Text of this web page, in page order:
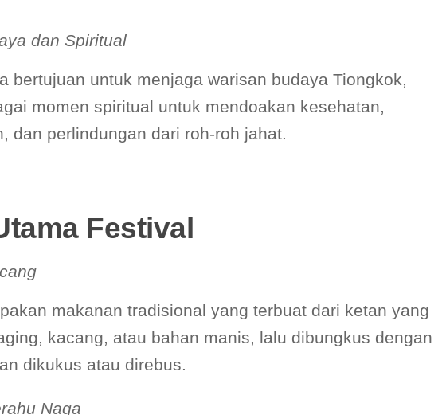
dan Spiritual
bertujuan untuk menjaga warisan budaya Tiongkok,
momen spiritual untuk mendoakan kesehatan,
dan perlindungan dari roh-roh jahat.
Festival
makanan tradisional yang terbuat dari ketan yang
kacang, atau bahan manis, lalu dibungkus dengan
dikukus atau direbus.
Naga